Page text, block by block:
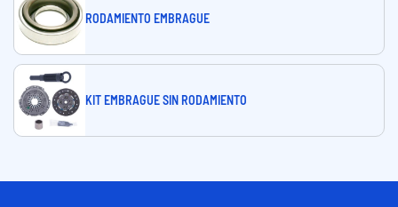
RODAMIENTO EMBRAGUE
KIT EMBRAGUE SIN RODAMIENTO